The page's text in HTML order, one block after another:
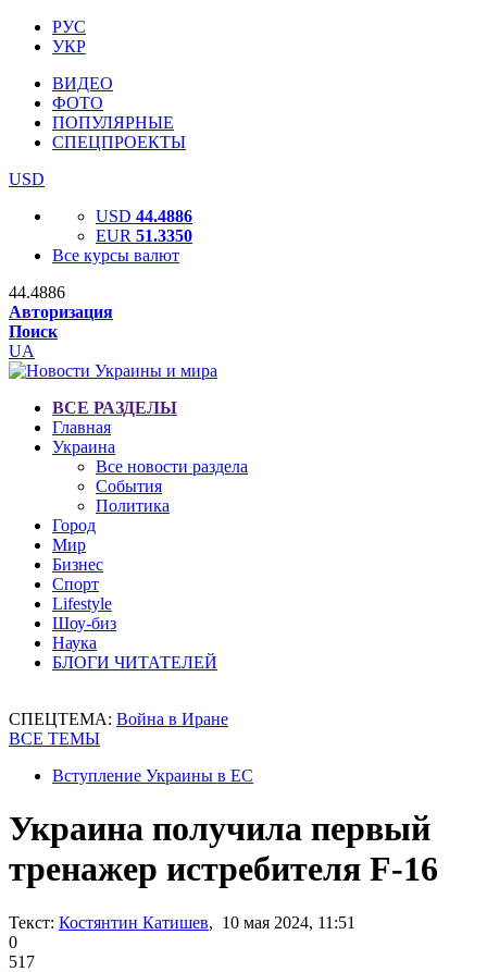
РУС
УКР
ВИДЕО
ФОТО
ПОПУЛЯРНЫЕ
СПЕЦПРОЕКТЫ
USD
USD 44.4886
EUR 51.3350
Все курсы валют
44.4886
Авторизация
Поиск
UA
ВСЕ РАЗДЕЛЫ
Главная
Украина
Все новости раздела
События
Политика
Город
Мир
Бизнес
Спорт
Lifestyle
Шоу-биз
Наука
БЛОГИ ЧИТАТЕЛЕЙ
СПЕЦТЕМА: Война в Иране
ВСЕ ТЕМЫ
Вступление Украины в ЕС
Украина получила первый
тренажер истребителя F-16
Текст: Костянтин Катишев, 10 мая 2024, 11:51
0
517